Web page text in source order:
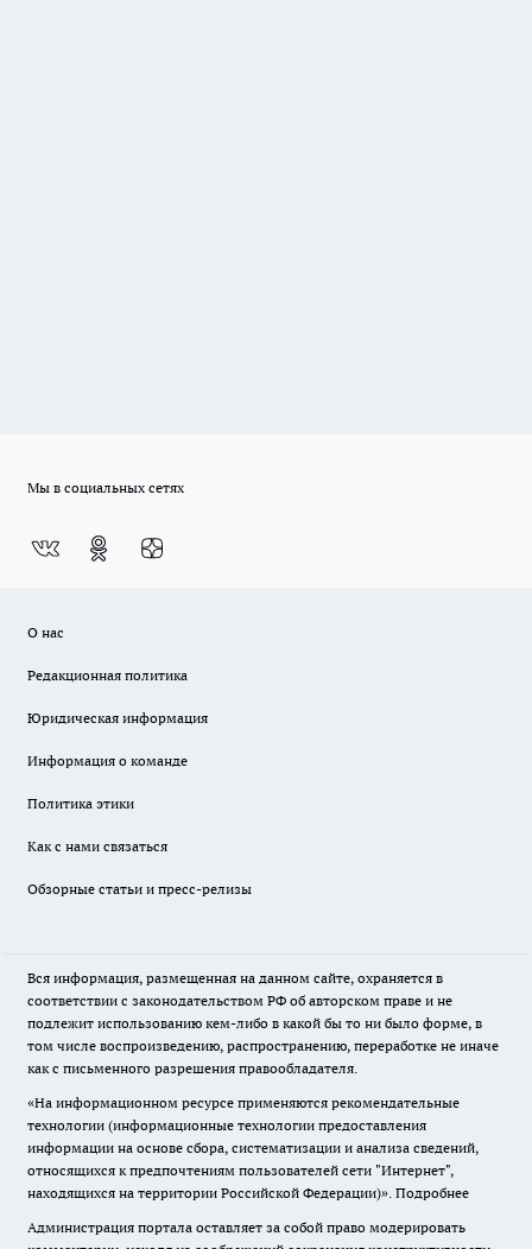
Мы в социальных сетях
О нас
Редакционная политика
Юридическая информация
Информация о команде
Политика этики
Как с нами связаться
Обзорные статьи и пресс-релизы
Вся информация, размещенная на данном сайте, охраняется в
соответствии с законодательством РФ об авторском праве и не
подлежит использованию кем-либо в какой бы то ни было форме, в
том числе воспроизведению, распространению, переработке не иначе
как с письменного разрешения правообладателя.
«На информационном ресурсе применяются рекомендательные
технологии (информационные технологии предоставления
информации на основе сбора, систематизации и анализа сведений,
относящихся к предпочтениям пользователей сети "Интернет",
находящихся на территории Российской Федерации)». Подробнее
Администрация портала оставляет за собой право модерировать